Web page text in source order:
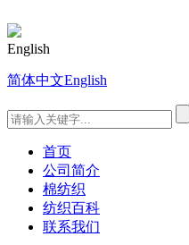
English
简体中文English
首页
公司简介
棉纺织
纺织百科
联系我们